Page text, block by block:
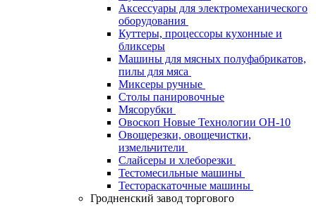
Аксессуары для электромеханического
оборудования
Куттеры, процессоры кухонные и
бликсеры
Машины для мясных полуфабрикатов,
пилы для мяса
Миксеры ручные
Столы панировочные
Мясорубки
Овоскоп Новые Технологии ОН-10
Овощерезки, овощечистки,
измельчители
Слайсеры и хлеборезки
Тестомесильные машины
Тестораскаточные машины
Гродненский завод торгового